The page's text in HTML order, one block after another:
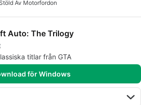
Av Motorfordon
Auto: The Trilogy
titlar från GTA
för Windows